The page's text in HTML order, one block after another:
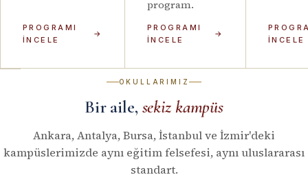
PROGRAMI
İNCELE
→
program.
PROGRAMI
İNCELE
→
İNCELE
OKULLARIMIZ
Bir aile, sekiz kampüs
Ankara, Antalya, Bursa, İstanbul ve İzmir'deki
kampüslerimizde aynı eğitim felsefesi, aynı uluslararası
standart.